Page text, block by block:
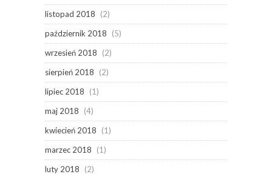
listopad 2018
(2)
październik 2018
(5)
wrzesień 2018
(2)
sierpień 2018
(2)
lipiec 2018
(1)
maj 2018
(4)
kwiecień 2018
(1)
marzec 2018
(1)
luty 2018
(2)